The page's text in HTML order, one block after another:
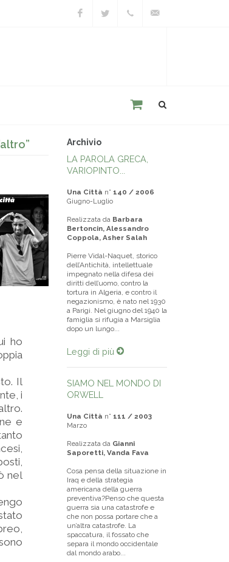
ho
Il
i
e
nel
Archivio
LA PAROLA GRECA,
VARIOPINTO...
Una Città n° 140 / 2006
Giugno-Luglio
Realizzata da Barbara
Bertoncin, Alessandro
Coppola, Asher Salah
Pierre Vidal-Naquet, storico
dell’Antichità, intellettuale
impegnato nella difesa dei
diritti dell’uomo, contro la
tortura in Algeria, e contro il
negazionismo, è nato nel 1930
a Parigi. Nel giugno del 1940 la
famiglia si rifugia a Marsiglia
dopo un lungo...
Leggi di più
SIAMO NEL MONDO DI
ORWELL
Una Città n° 111 / 2003
Marzo
Realizzata da Gianni
Saporetti, Vanda Fava
Cosa pensa della situazione in
Iraq e della strategia
americana della guerra
preventiva?Penso che questa
guerra sia una catastrofe e
che non possa portare che a
un’altra catastrofe. La
spaccatura, il fossato che
separa il mondo occidentale
dal mondo arabo...